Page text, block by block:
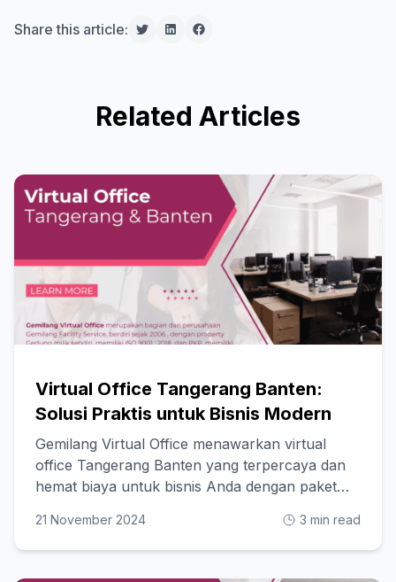
Share this article:
Related Articles
Virtual Office Tangerang Banten:
Solusi Praktis untuk Bisnis Modern
Gemilang Virtual Office menawarkan virtual
office Tangerang Banten yang terpercaya dan
hemat biaya untuk bisnis Anda dengan paket
21 November 2024 3 min read